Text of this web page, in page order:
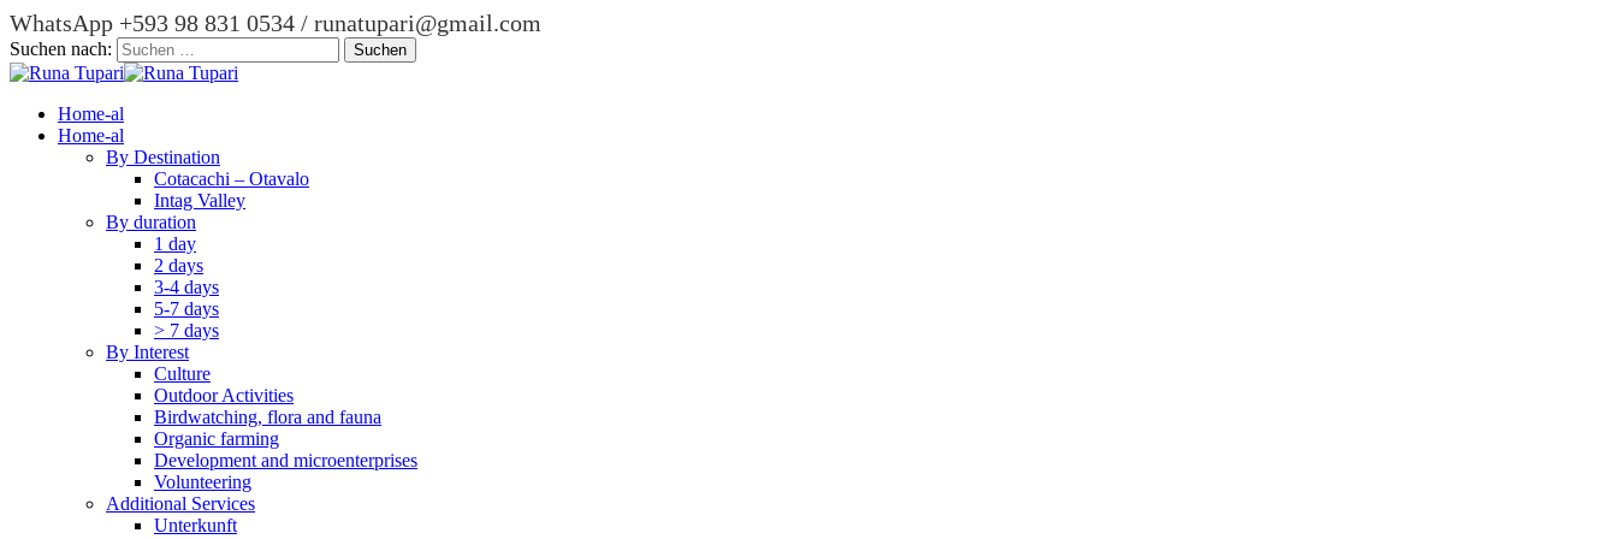
WhatsApp +593 98 831 0534 / runatupari@gmail.com
Suchen nach:
Home-al
Home-al
By Destination
Cotacachi – Otavalo
Intag Valley
By duration
1 day
2 days
3-4 days
5-7 days
> 7 days
By Interest
Culture
Outdoor Activities
Birdwatching, flora and fauna
Organic farming
Development and microenterprises
Volunteering
Additional Services
Unterkunft